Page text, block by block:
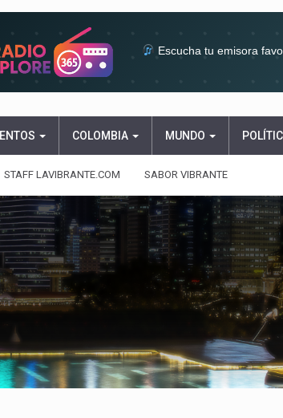
Escucha tu emisora
COLOMBIA MUNDO
STAFF LAVIBRANTE.COM SABOR VIBRANTE